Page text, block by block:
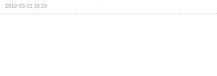
2012-03-21 15:15